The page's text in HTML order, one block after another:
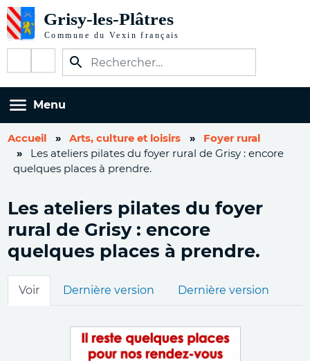
au
contenu
principal
sociaux
Menu
Accueil Arts, culture et loisirs
Foyer rural
Les ateliers pilates du foyer rural de Grisy : encore
quelques places à prendre.
Les ateliers pilates du foyer
rural de Grisy : encore
quelques places à prendre.
Onglets
Voir Dernière version Dernière version